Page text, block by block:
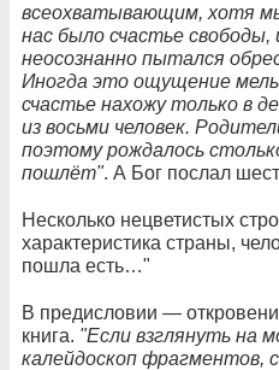
всеохватывающим, хотя
нас было счастье
неосознанно пытался
Иногда это ощущение
счастье нахожу только в
из восьми человек.
поэтому рождалось
пошлёт". А Бог послал
Несколько нецветистых
характеристика страны,
пошла есть…"
В предисловии —
книга. "Если взглянуть на
калейдоскоп фрагментов,